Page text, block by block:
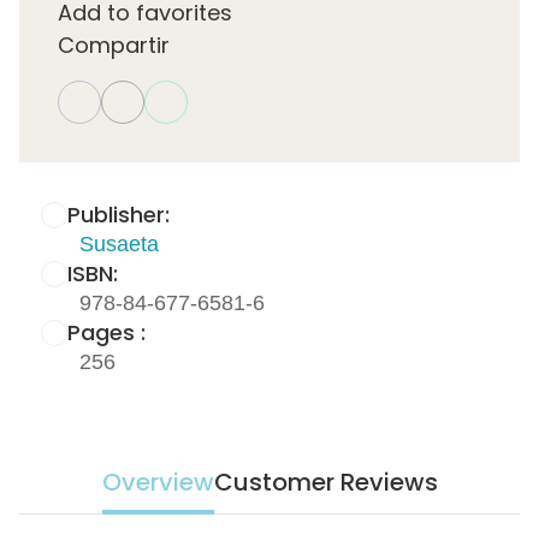
Publisher:
Susaeta
ISBN:
978-84-677-6581-6
Pages :
256
Add to favorites
Compartir
OverviewCustomer Reviews